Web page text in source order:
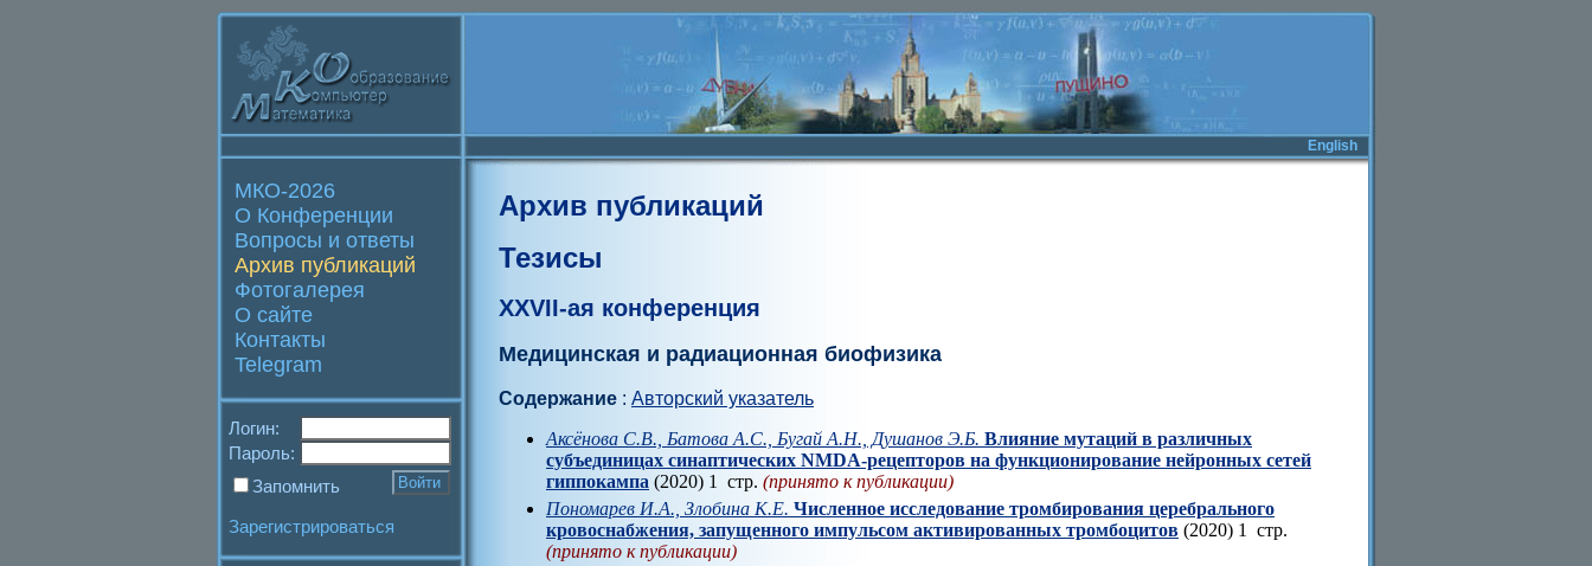
English
МКО-2026
О Конференции
Вопросы и ответы
Архив публикаций
Фотогалерея
О сайте
Контакты
Telegram
Логин:
Пароль:
Запомнить
Зарегистрироваться
Архив публикаций
Тезисы
XXVII-ая конференция
Медицинская и радиационная биофизика
Содержание : Авторский указатель
Аксёнова С.В., Батова А.С., Бугай А.Н., Душанов Э.Б. Влияние мутаций в различных
субъединицах синаптических NMDA-рецепторов на функционирование нейронных сетей
гиппокампа (2020) 1 стр. (принято к публикации)
Пономарев И.А., Злобина К.Е. Численное исследование тромбирования церебрального
кровоснабжения, запущенного импульсом активированных тромбоцитов (2020) 1 стр.
(принято к публикации)